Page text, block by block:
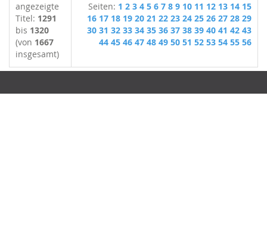
angezeigte
Titel: 1291
bis 1320
(von 1667
insgesamt)
Seiten: 1 2 3 4 5 6 7 8 9 10 11 12 13 14 15
16 17 18 19 20 21 22 23 24 25 26 27 28 29
30 31 32 33 34 35 36 37 38 39 40 41 42 43
44 45 46 47 48 49 50 51 52 53 54 55 56